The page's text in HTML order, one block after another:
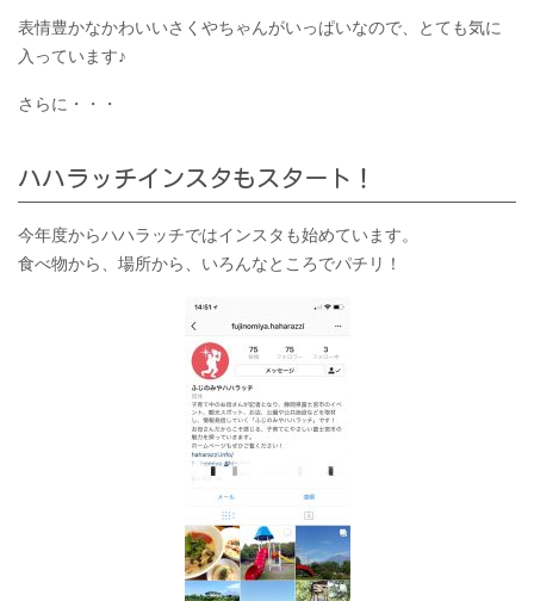
表情豊かなかわいいさくやちゃんがいっぱいなので、とても気に
入っています♪
さらに・・・
ハハラッチインスタもスタート！
今年度からハハラッチではインスタも始めています。
食べ物から、場所から、いろんなところでパチリ！